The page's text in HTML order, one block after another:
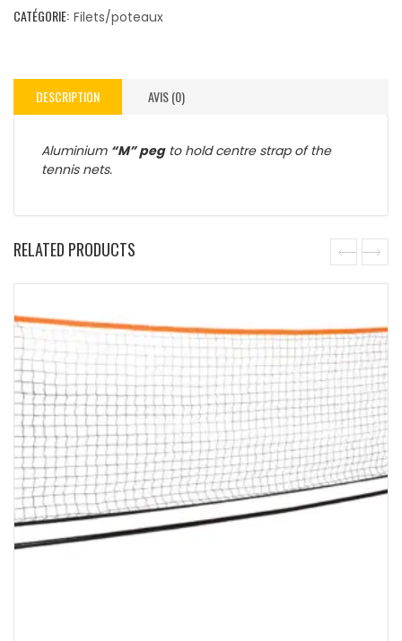
CATÉGORIE: Filets/poteaux
DESCRIPTION AVIS (0)
Aluminium “M” pegto hold centre strap of the
tennis nets.
RELATED PRODUCTS